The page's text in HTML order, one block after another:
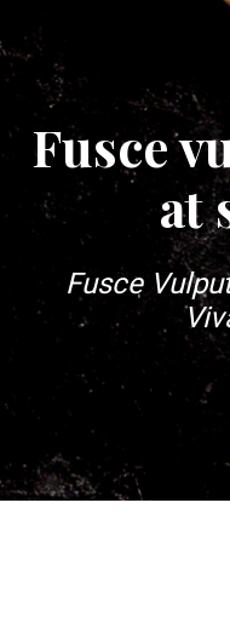
Fusce
at
Fusce